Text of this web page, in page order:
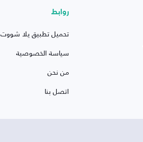
روابط
تحميل تطبيق يلا شووت
سياسة الخصوصية
من نحن
اتصل بنا